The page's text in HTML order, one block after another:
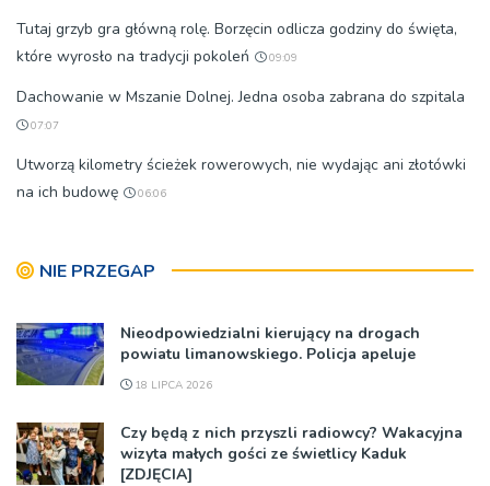
Tutaj grzyb gra główną rolę. Borzęcin odlicza godziny do święta,
które wyrosło na tradycji pokoleń
09:09
Dachowanie w Mszanie Dolnej. Jedna osoba zabrana do szpitala
07:07
Utworzą kilometry ścieżek rowerowych, nie wydając ani złotówki
na ich budowę
06:06
NIE PRZEGAP
Nieodpowiedzialni kierujący na drogach
powiatu limanowskiego. Policja apeluje
18 LIPCA 2026
Czy będą z nich przyszli radiowcy? Wakacyjna
wizyta małych gości ze świetlicy Kaduk
[ZDJĘCIA]